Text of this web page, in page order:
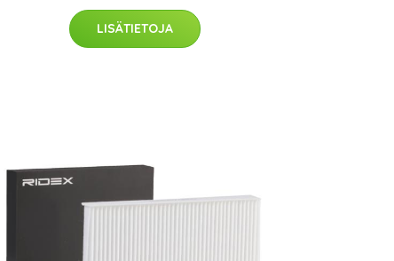
LISÄTIETOJA